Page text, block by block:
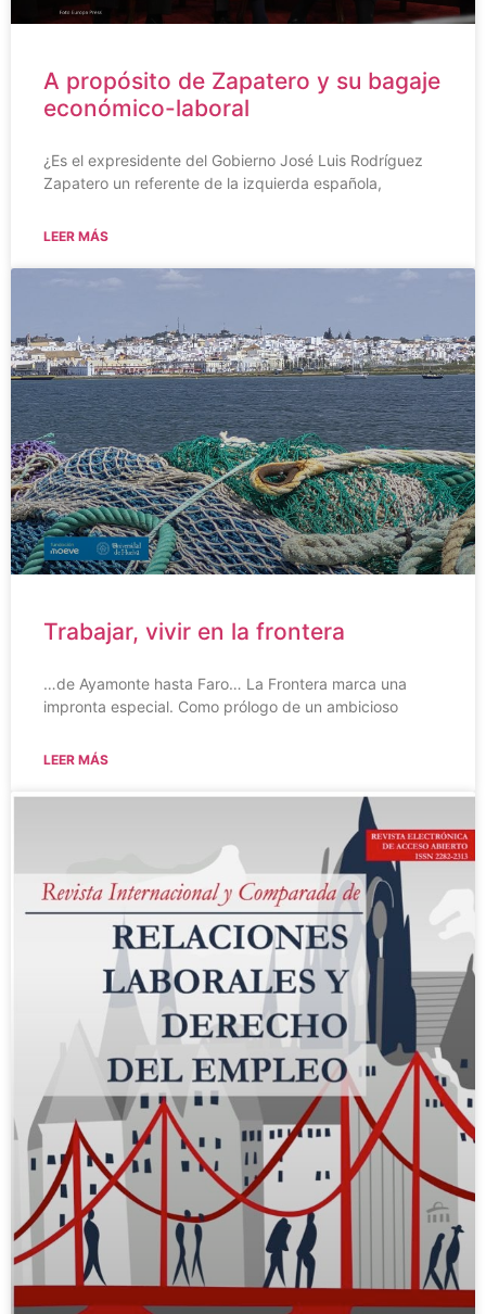
A propósito de Zapatero y su bagaje
económico-laboral
¿Es el expresidente del Gobierno José Luis Rodríguez
Zapatero un referente de la izquierda española,
LEER MÁS
Trabajar, vivir en la frontera
…de Ayamonte hasta Faro… La Frontera marca una
impronta especial. Como prólogo de un ambicioso
LEER MÁS